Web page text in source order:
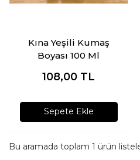
Kına Yeşili Kumaş
Boyası 100 Ml
108,00 TL
Sepete Ekle
Bu aramada toplam 1 ürün